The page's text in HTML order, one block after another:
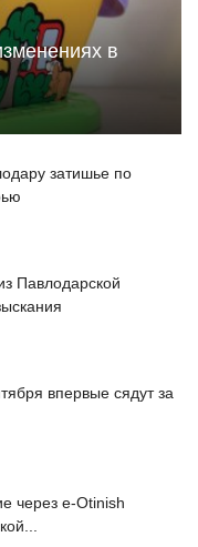
в
затишье по
Павлодарской
впервые сядут за
через e-Otinish